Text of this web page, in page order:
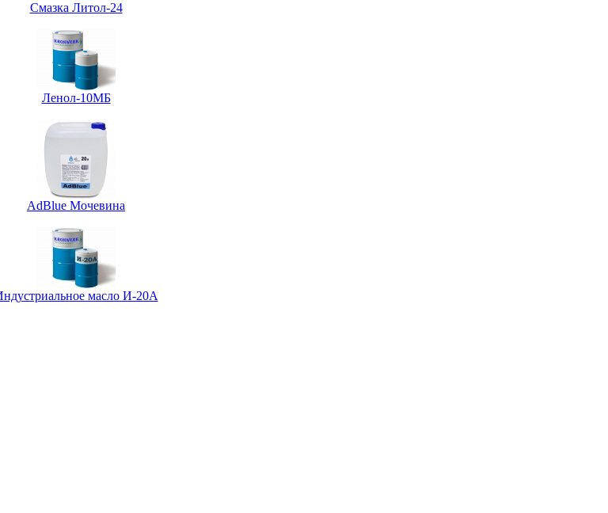
Смазка Литол-24
Ленол-10МБ
AdBlue Мочевина
масло И-20А